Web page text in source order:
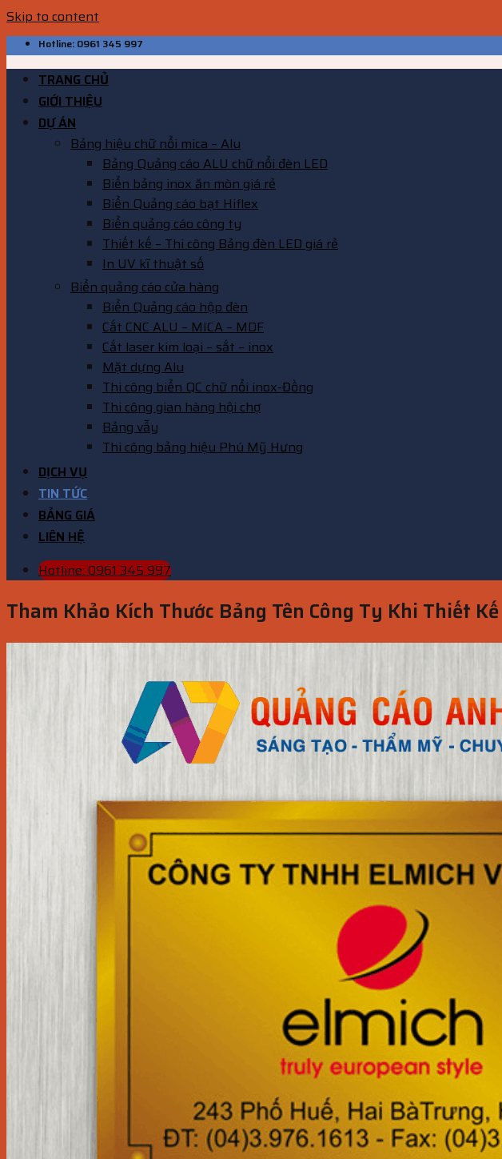
Skip to content
Hotline: 0961 345 997
TRANG CHỦ
GIỚI THIỆU
DỰ ÁN
Bảng hiệu chữ nổi mica – Alu
Bảng Quảng cáo ALU chữ nổi đèn LED
Biển bảng inox ăn mòn giá rẻ
Biển Quảng cáo bạt Hiflex
Biển quảng cáo công ty
Thiết kế – Thi công Bảng đèn LED giá rẻ
In UV kĩ thuật số
Biển quảng cáo cửa hàng
Biển Quảng cáo hộp đèn
Cắt CNC ALU – MICA – MDF
Cắt laser kim loại – sắt – inox
Mặt dựng Alu
Thi công biển QC chữ nổi inox-Đồng
Thi công gian hàng hội chợ
Bảng vẫy
Thi công bảng hiệu Phú Mỹ Hưng
DỊCH VỤ
TIN TỨC
BẢNG GIÁ
LIÊN HỆ
Hotline: 0961 345 997
Tham Khảo Kích Thước Bảng Tên Công Ty Khi Thiết Kế